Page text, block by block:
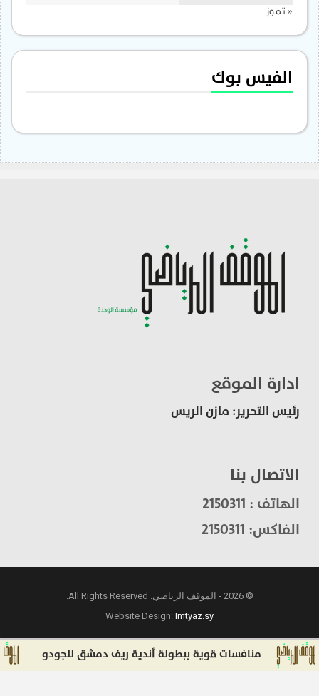
« تموز
الفيس بوك
ادارة الموقع
رئيس التحرير: مازن الريس
الاتصال بنا
الهاتف : 2150311
الفاكس: 2150311
© 2026 - الموقف الرياضي. All Rights Reserved.
Website Design:Imtyaz.sy
منافسات قوية ببطولة أندية ريف دمشق للجودو